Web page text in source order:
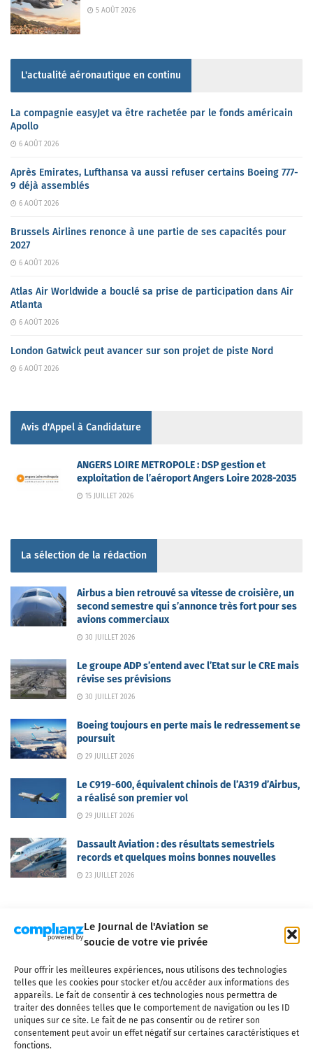
Le Journal de l'Aviation se
soucie de votre vie privée
Pour offrir les meilleures expériences, nous utilisons des technologies
telles que les cookies pour stocker et/ou accéder aux informations des
appareils. Le fait de consentir à ces technologies nous permettra de
traiter des données telles que le comportement de navigation ou les ID
uniques sur ce site. Le fait de ne pas consentir ou de retirer son
consentement peut avoir un effet négatif sur certaines caractéristiques et
fonctions.
5 AOÛT 2026
L'actualité aéronautique en continu
La compagnie easyJet va être rachetée par le fonds américain
Apollo
6 AOÛT 2026
Après Emirates, Lufthansa va aussi refuser certains Boeing 777-
9 déjà assemblés
6 AOÛT 2026
Brussels Airlines renonce à une partie de ses capacités pour
2027
6 AOÛT 2026
Atlas Air Worldwide a bouclé sa prise de participation dans Air
Atlanta
6 AOÛT 2026
London Gatwick peut avancer sur son projet de piste Nord
6 AOÛT 2026
Avis d'Appel à Candidature
ANGERS LOIRE METROPOLE : DSP gestion et
exploitation de l’aéroport Angers Loire 2028-2035
15 JUILLET 2026
La sélection de la rédaction
Airbus a bien retrouvé sa vitesse de croisière, un
second semestre qui s’annonce très fort pour ses
avions commerciaux
30 JUILLET 2026
Le groupe ADP s’entend avec l’Etat sur le CRE mais
révise ses prévisions
30 JUILLET 2026
Boeing toujours en perte mais le redressement se
poursuit
29 JUILLET 2026
Le C919-600, équivalent chinois de l’A319 d’Airbus,
a réalisé son premier vol
29 JUILLET 2026
Dassault Aviation : des résultats semestriels
records et quelques moins bonnes nouvelles
23 JUILLET 2026
Qui sommes-nous ? Nous contacter
Partenaires
Mentions légales
CGV Politique de confidentialité Cookies